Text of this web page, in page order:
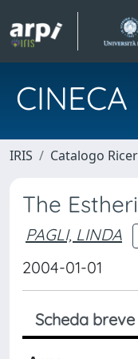
CINECA
IRIS Catalogo
The
PAGLI, LINDA
2004-01-01
Scheda breve